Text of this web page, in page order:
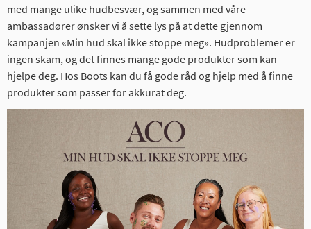
med mange ulike hudbesvær, og sammen med våre
ambassadører ønsker vi å sette lys på at dette gjennom
kampanjen «Min hud skal ikke stoppe meg». Hudproblemer er
ingen skam, og det finnes mange gode produkter som kan
hjelpe deg. Hos Boots kan du få gode råd og hjelp med å finne
produkter som passer for akkurat deg.